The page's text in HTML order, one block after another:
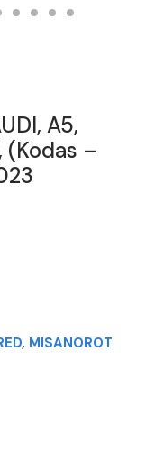
A5,
(Kodas –
, MISANOROT